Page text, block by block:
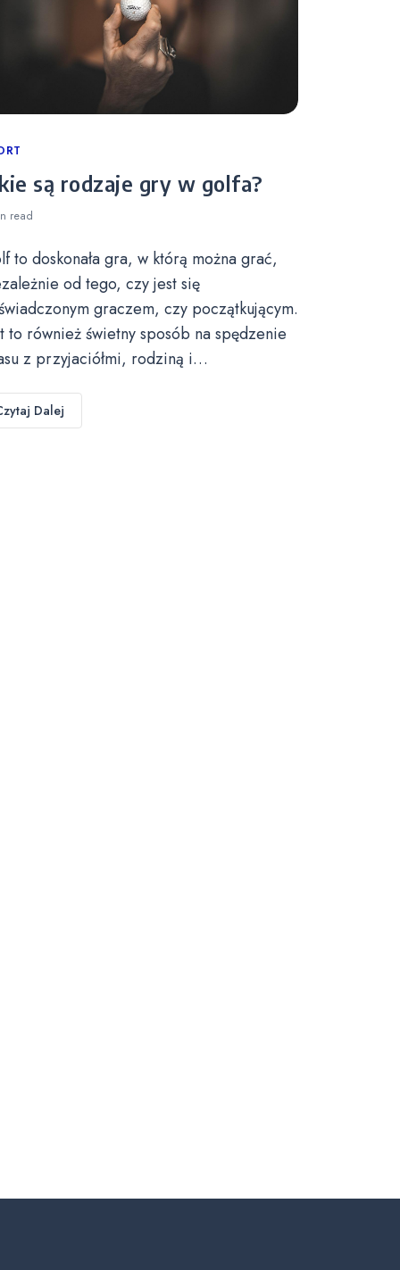
są rodzaje gry w golfa?
read
to doskonała gra, w którą można grać,
od tego, czy jest się
graczem, czy początkującym.
to również świetny sposób na spędzenie
z przyjaciółmi, rodziną i…
Dalej